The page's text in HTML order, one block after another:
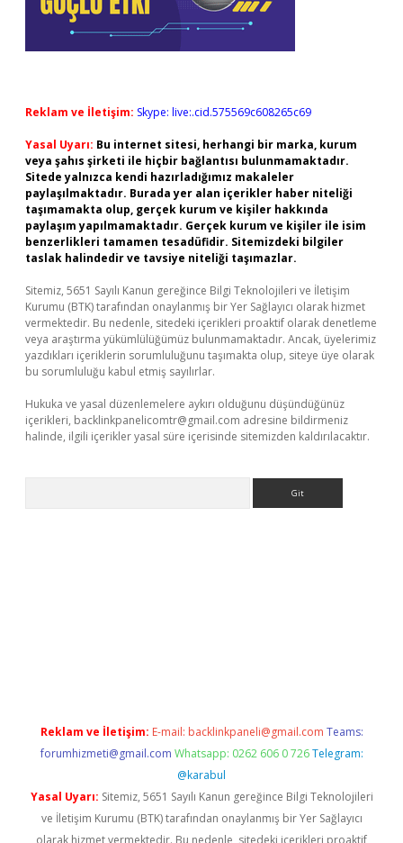
Reklam ve İletişim: Skype: live:.cid.575569c608265c69
Yasal Uyarı: Bu internet sitesi, herhangi bir marka, kurum
veya şahıs şirketi ile hiçbir bağlantısı bulunmamaktadır.
Sitede yalnızca kendi hazırladığımız makaleler
paylaşılmaktadır. Burada yer alan içerikler haber niteliği
taşımamakta olup, gerçek kurum ve kişiler hakkında
paylaşım yapılmamaktadır. Gerçek kurum ve kişiler ile isim
benzerlikleri tamamen tesadüfidir. Sitemizdeki bilgiler
taslak halindedir ve tavsiye niteliği taşımazlar.
Sitemiz, 5651 Sayılı Kanun gereğince Bilgi Teknolojileri ve İletişim
Kurumu (BTK) tarafından onaylanmış bir Yer Sağlayıcı olarak hizmet
vermektedir. Bu nedenle, sitedeki içerikleri proaktif olarak denetleme
veya araştırma yükümlülüğümüz bulunmamaktadır. Ancak, üyelerimiz
yazdıkları içeriklerin sorumluluğunu taşımakta olup, siteye üye olarak
bu sorumluluğu kabul etmiş sayılırlar.
Hukuka ve yasal düzenlemelere aykırı olduğunu düşündüğünüz
içerikleri, backlinkpanelicomtr@gmail.com adresine bildirmeniz
halinde, ilgili içerikler yasal süre içerisinde sitemizden kaldırılacaktır.
Reklam ve İletişim: E-mail: backlinkpaneli@gmail.com Teams:
forumhizmeti@gmail.com Whatsapp: 0262 606 0 726 Telegram:
@karabul
Yasal Uyarı: Sitemiz, 5651 Sayılı Kanun gereğince Bilgi Teknolojileri
ve İletişim Kurumu (BTK) tarafından onaylanmış bir Yer Sağlayıcı
olarak hizmet vermektedir. Bu nedenle, sitedeki içerikleri proaktif